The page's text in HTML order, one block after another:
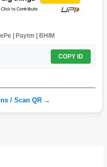
| Paytm | BHIM
COPY ID
/ Scan QR →